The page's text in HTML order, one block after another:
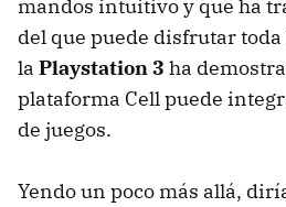
mandos intuitivo y que ha
del que puede disfrutar
la Playstation 3 ha
plataforma Cell puede
de juegos.
Yendo un poco más allá,